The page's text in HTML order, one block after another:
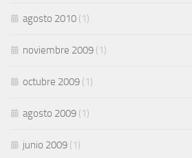
agosto 2010 (1)
noviembre 2009 (1)
octubre 2009 (1)
agosto 2009 (1)
junio 2009 (1)